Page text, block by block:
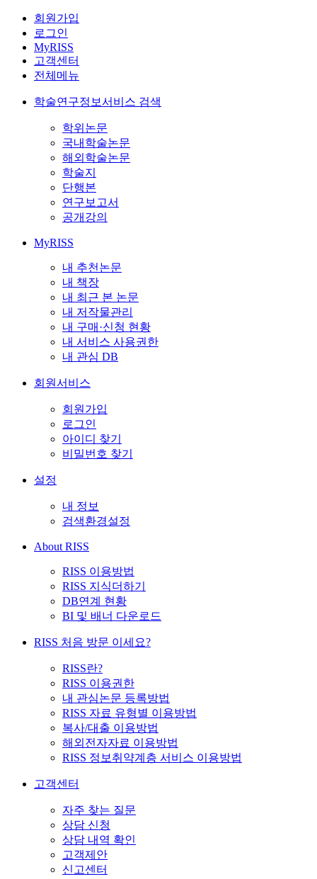
회원가입
로그인
MyRISS
고객센터
전체메뉴
학술연구정보서비스 검색
학위논문
국내학술논문
해외학술논문
학술지
단행본
연구보고서
공개강의
MyRISS
내 추천논문
내 책장
내 최근 본 논문
내 저작물관리
내 구매·신청 현황
내 서비스 사용권한
내 관심 DB
회원서비스
회원가입
로그인
아이디 찾기
비밀번호 찾기
설정
내 정보
검색환경설정
About RISS
RISS 이용방법
RISS 지식더하기
DB연계 현황
BI 및 배너 다운로드
RISS 처음 방문 이세요?
RISS란?
RISS 이용권한
내 관심논문 등록방법
RISS 자료 유형별 이용방법
복사/대출 이용방법
해외전자자료 이용방법
RISS 정보취약계층 서비스 이용방법
고객센터
자주 찾는 질문
상담 신청
상담 내역 확인
고객제안
신고센터